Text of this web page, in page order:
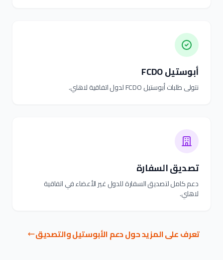
أبوستيل FCDO
نتولى طلبات أبوستيل FCDO لدول اتفاقية لاهاي.
تصديق السفارة
دعم كامل لتصديق السفارة للدول غير الأعضاء في اتفاقية
لاهاي.
تعرف على المزيد حول دعم الأبوستيل والتصديق